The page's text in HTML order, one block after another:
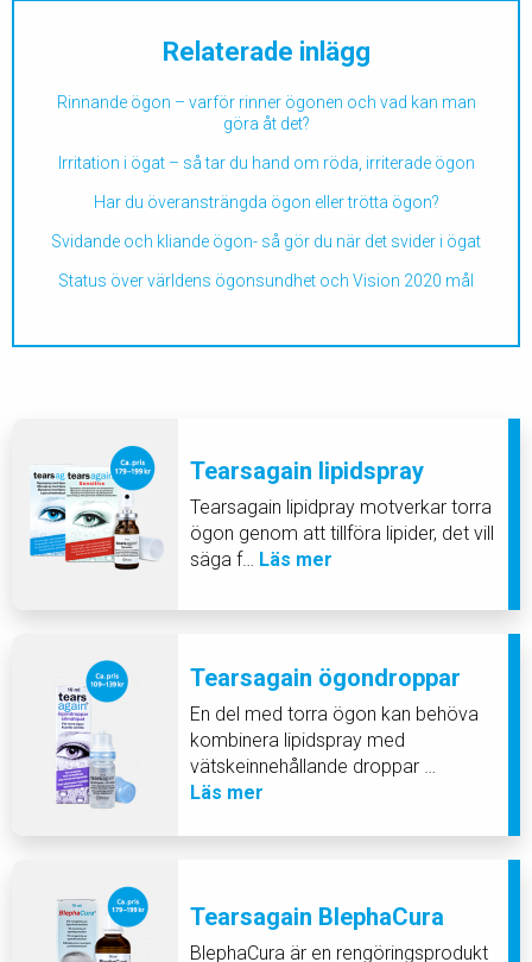
Relaterade inlägg
Rinnande ögon – varför rinner ögonen och vad kan man
göra åt det?
Irritation i ögat – så tar du hand om röda, irriterade ögon
Har du överansträngda ögon eller trötta ögon?
Svidande och kliande ögon- så gör du när det svider i ögat
Status över världens ögonsundhet och Vision 2020 mål
Tearsagain lipidspray
Tearsagain lipidpray motverkar torra
ögon genom att tillföra lipider, det vill
säga f… Läs mer
Tearsagain ögondroppar
En del med torra ögon kan behöva
kombinera lipidspray med
vätskeinnehållande droppar …
Läs mer
Tearsagain BlephaCura
BlephaCura är en rengöringsprodukt